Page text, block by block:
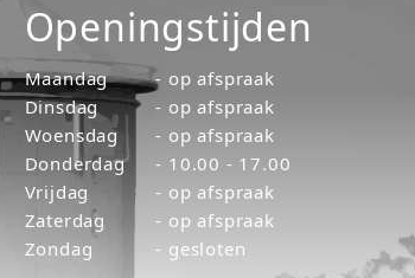
Openingstijden
Maandag
Dinsdag
Woensdag
Donderdag
Vrijdag
Zaterdag
Zondag
- op afspraak
- op afspraak
- op afspraak
- 10.00 - 17.00
- op afspraak
- op afspraak
- gesloten